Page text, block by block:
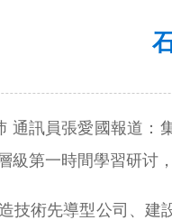
通訊員張愛國報道：
級第一時間學習研讨
技術先導型公司、建